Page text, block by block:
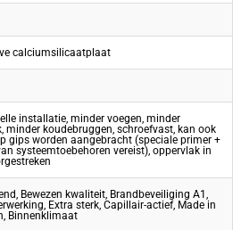
calciumsilicaatplaat
installatie, minder voegen, minder
minder koudebruggen, schroefvast, kan ook
gips worden aangebracht (speciale primer +
systeemtoebehoren vereist), oppervlak in
Bewezen kwaliteit, Brandbeveiliging A1,
Extra sterk, Capillair-actief, Made in
Binnenklimaat